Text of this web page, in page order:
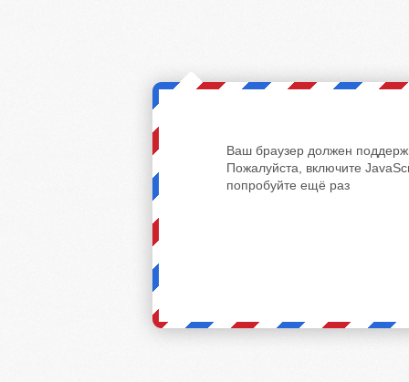
Ваш браузер должен
Пожалуйста, включите
попробуйте ещё раз